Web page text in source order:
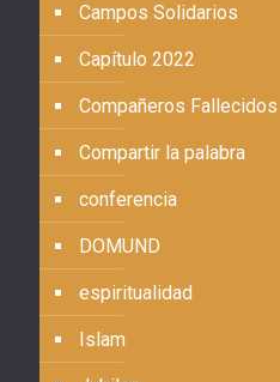
Campos Solidarios
Capítulo 2022
Compañeros Fallecidos
Compartir la palabra
conferencia
DOMUND
espiritualidad
Islam